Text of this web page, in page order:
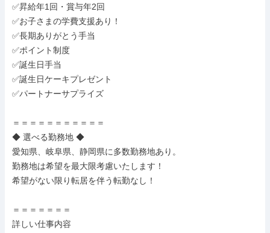
✅昇給年1回・賞与年2回
✅お子さまの学費支援あり！
✅長期ありがとう手当
✅ポイント制度
✅誕生日手当
✅誕生日ケーキプレゼント
✅パートナーサプライズ
＝＝＝＝＝＝＝＝＝＝＝
◆ 選べる勤務地 ◆
愛知県、岐阜県、静岡県に多数勤務地あり。
勤務地は希望を最大限考慮いたします！
希望がない限り転居を伴う転勤なし！
＝＝＝＝＝＝＝
詳しい仕事内容